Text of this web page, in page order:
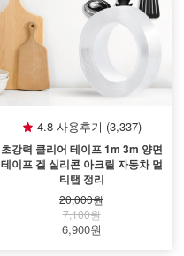
4.8 사용후기 (3,337)
초강력 클리어 테이프 1m 3m 양면
테이프 겔 실리콘 아크릴 자동차 멀
티탭 정리
20,000원
7,100원
6,900원